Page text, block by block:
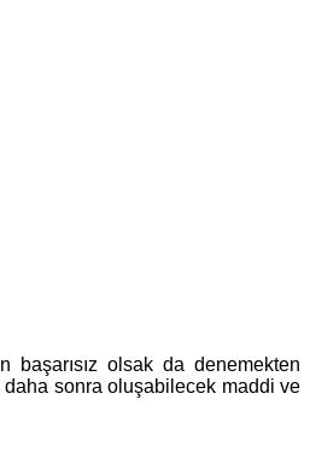
başarısız olsak da denemekten
daha sonra oluşabilecek maddi ve